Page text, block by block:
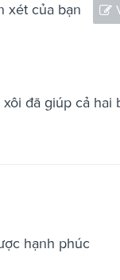
xét của bạn
đã giúp cả hai
hạnh phúc